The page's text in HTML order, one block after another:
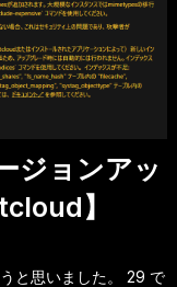
ジョンアッ
】
と思いました。 29 で